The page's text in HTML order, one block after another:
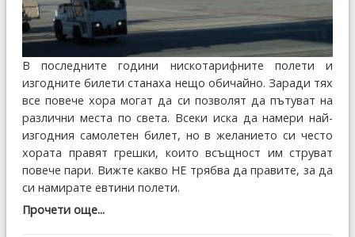
В последните години нискотарифните полети и
изгодните билети станаха нещо обичайно. Заради тях
все повече хора могат да си позволят да пътуват на
различни места по света. Всеки иска да намери най-
изгодния самолетен билет, но в желанието си често
хората правят грешки, които всъщност им струват
повече пари. Вижте какво НЕ трябва да правите, за да
си намирате евтини полети.
Прочети още...